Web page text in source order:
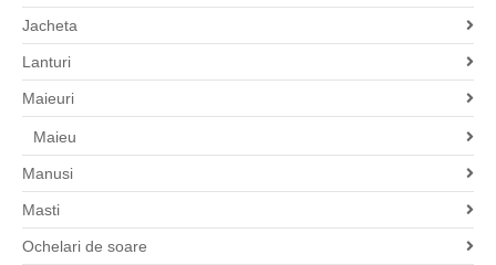
Jacheta
Lanturi
Maieuri
Maieu
Manusi
Masti
Ochelari de soare